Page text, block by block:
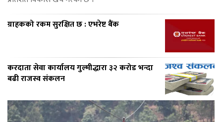
ग्राहकको रकम सुरक्षित छ : एभरेष्ट बैंक
करदाता सेवा कार्यालय गुल्मीद्धारा ३२ करोड भन्दा
बढी राजस्व संकलन